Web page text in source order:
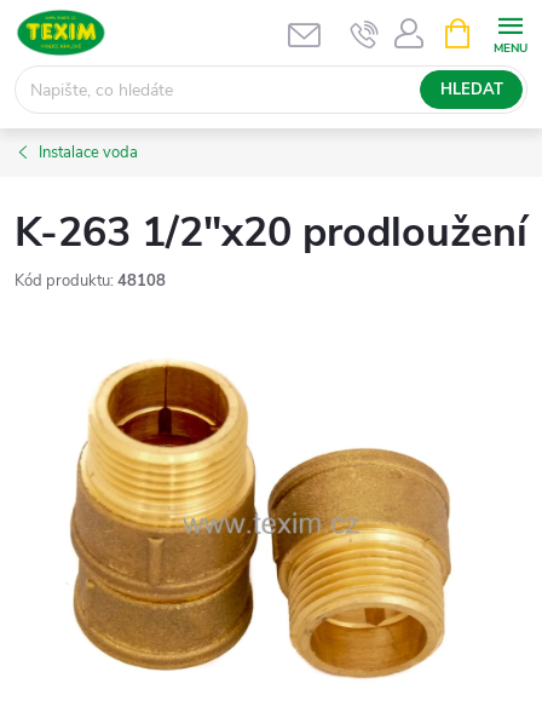
Přejít
obsah
HLEDAT
NÁKUPNÍ
KOŠÍK
Instalace voda
K-263 1/2"x20 prodloužení
Kód produktu: 48108